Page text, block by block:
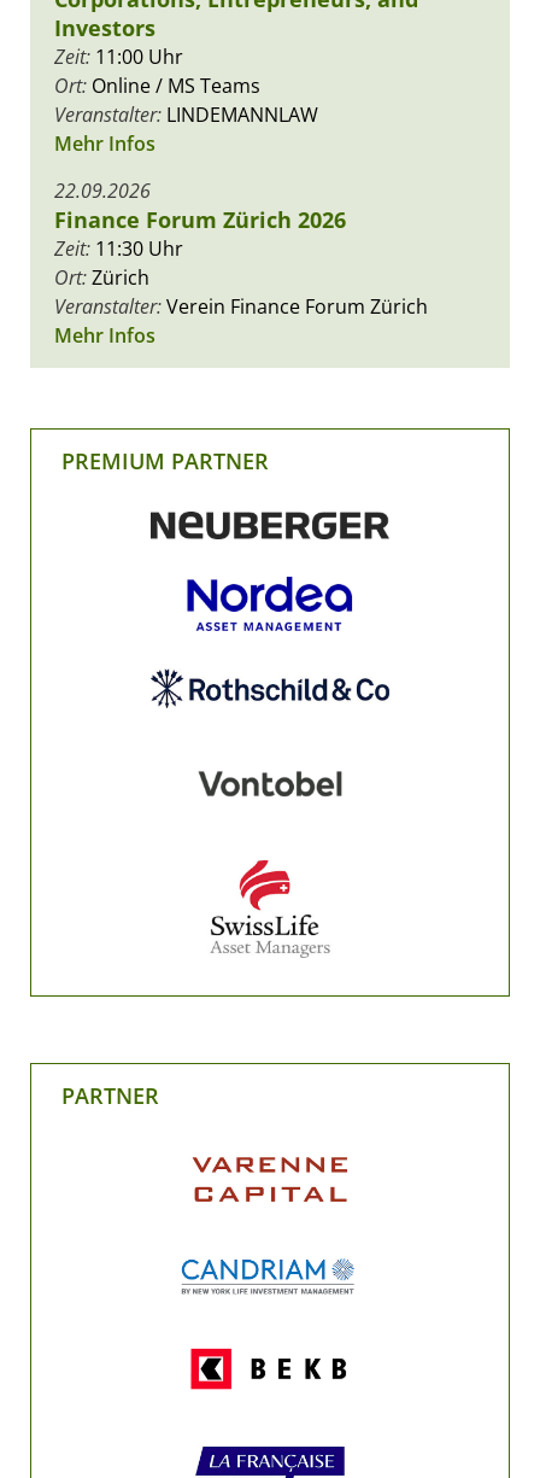
Investors
Zeit: 11:00 Uhr
Ort: Online / MS Teams
Veranstalter: LINDEMANNLAW
Mehr Infos
22.09.2026
Finance Forum Zürich 2026
Zeit: 11:30 Uhr
Ort:Zürich
Veranstalter:Verein Finance Forum Zürich
Mehr Infos
PREMIUM PARTNER
PARTNER